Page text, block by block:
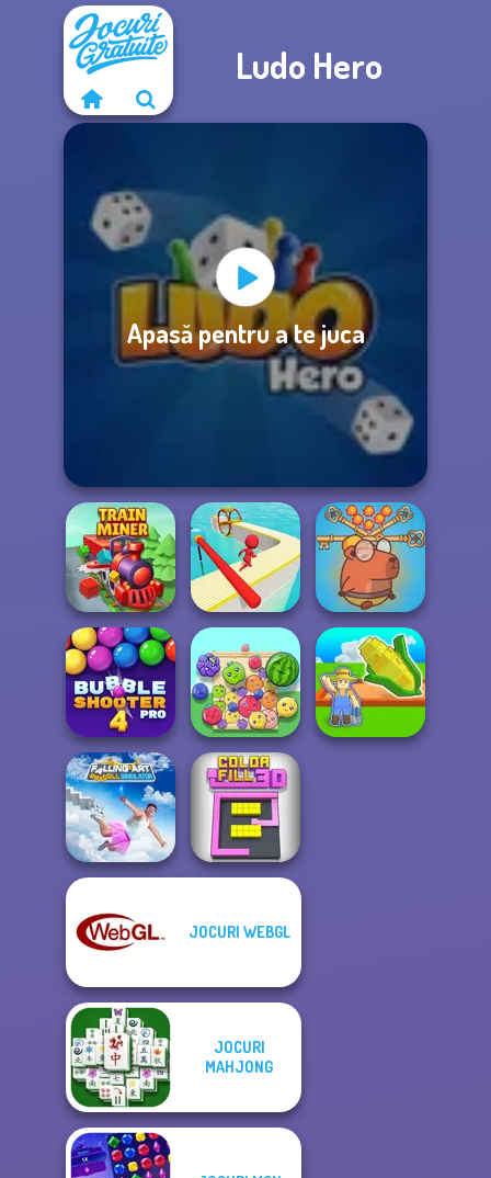
Ludo Hero
Apasă pentru a te juca
Train Miner Fun Race 3D
Save Baby
Capybaras: Pull
Pin
Bubble Shooter
Pro 4
Fruit Party
Falling Art
Ragdoll
JOCURI WEBGL
JOCURI
MAHJONG